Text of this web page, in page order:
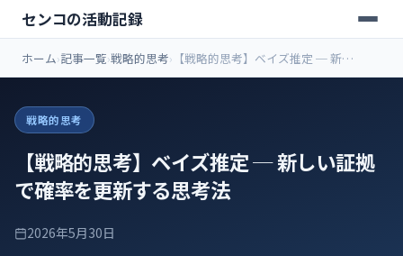
センコの活動記録
ホーム 記事一覧 戦略的思考
【戦略的思考】ベイズ推定 ─ 新し
い証拠で確率を更新する思考法
戦略的思考
【戦略的思考】ベイズ推定 ─ 新しい証拠
で確率を更新する思考法
2026年5月30日